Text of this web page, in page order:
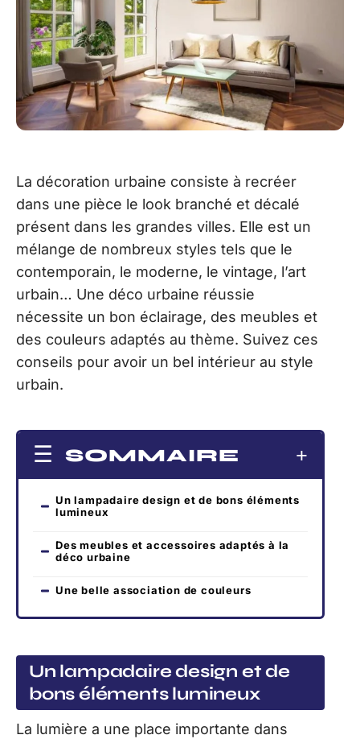
La décoration urbaine consiste à recréer
dans une pièce le look branché et décalé
présent dans les grandes villes. Elle est un
mélange de nombreux styles tels que le
contemporain, le moderne, le vintage, l’art
urbain… Une déco urbaine réussie
nécessite un bon éclairage, des meubles et
des couleurs adaptés au thème. Suivez ces
conseils pour avoir un bel intérieur au style
urbain.
SOMMAIRE
Un lampadaire design et de bons éléments
lumineux
Des meubles et accessoires adaptés à la
déco urbaine
Une belle association de couleurs
Un lampadaire design et de
bons éléments lumineux
La lumière a une place importante dans